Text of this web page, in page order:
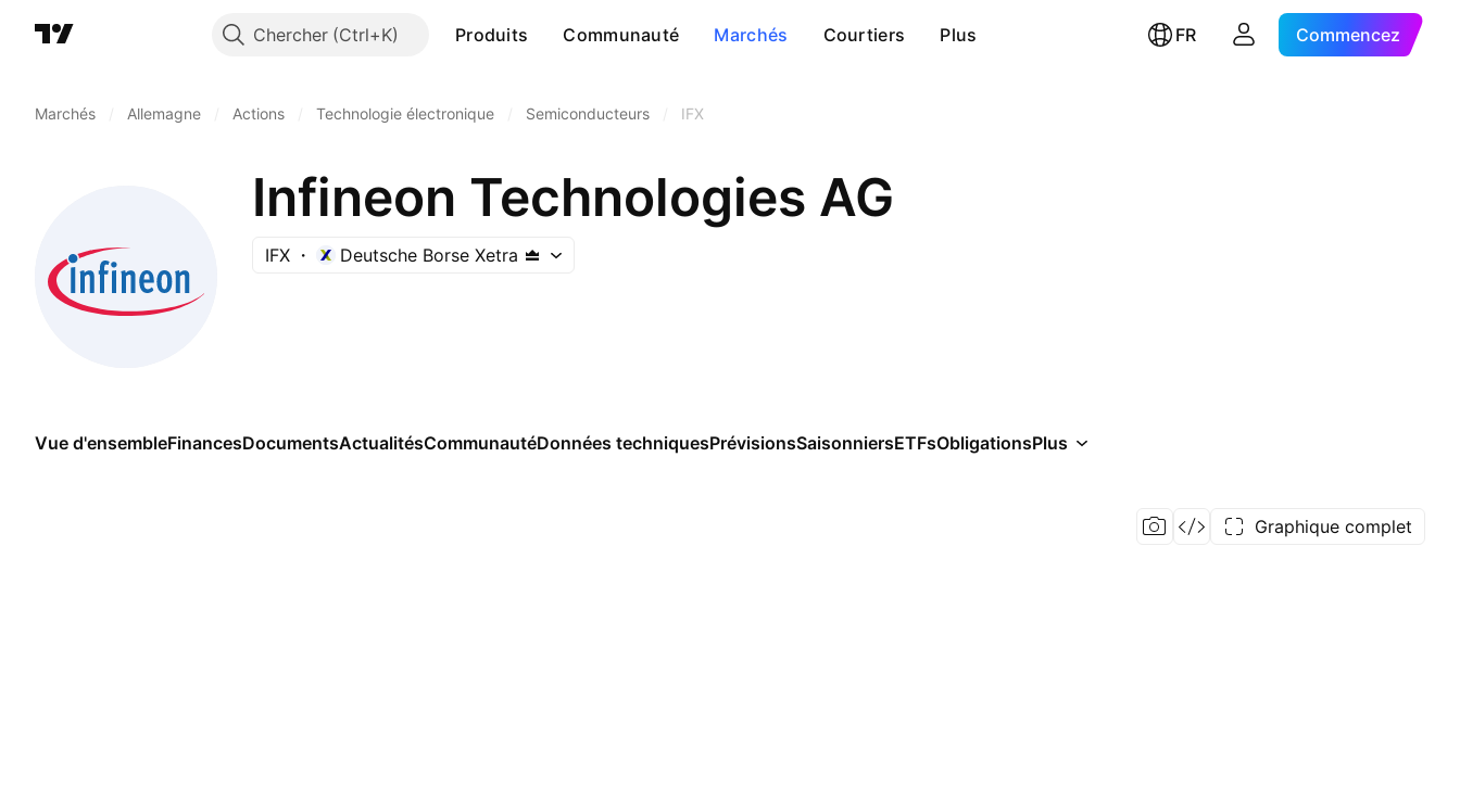
Chercher Produits Communauté Marchés Courtiers Plus FR Commencez
Marchés Allemagne Actions Technologie électronique Semiconducteurs IFX
Infineon Technologies AG
IFX Deutsche Borse Xetra
Vue d'ensembleFinancesDocumentsActualitésCommunautéDonnées techniquesPrévisionsSaisonniersETFsObligationsPlus
Graphique complet